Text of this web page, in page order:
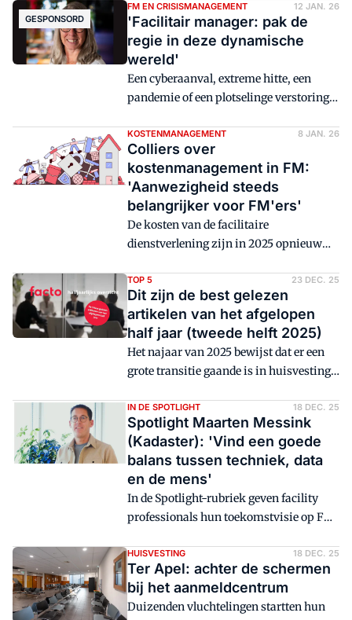
het provinciehuis. Met dat besluit komt
de verantwoordelijkheid voor de
volgende fase te liggen bij de facilitaire
organisatie van de Provincie Utrecht,
waar manager Facilitair Nathalie van
Woensel aan het roer staat.
GESPONSORD
FM EN CRISISMANAGEMENT 12 JAN. 26
'Facilitair manager: pak de
regie in deze dynamische
wereld'
Een cyberaanval, extreme hitte, een
pandemie of een plotselinge verstoring
van-je-bed-scenario's meer, maar
risico's die morgen waarheid kunnen
worden. 'Om businesscontinuïteit in
organisaties te waarborgen moet facility
management samen met andere
afdelingen zoals HRM en ICT risico's
herkennen en scenario's ontwikkelen',
Directeur bij HEYDAY Interim. 'Facility
managers spelen daarin een steeds
crucialere rol.'
KOSTENMANAGEMENT 8 JAN. 26
Colliers over
kostenmanagement in FM:
'Aanwezigheid steeds
belangrijker voor FM'ers'
De kosten van de facilitaire
dienstverlening zijn in 2025 opnieuw
volgens de nieuwste NFC Index, zijn er
uitschieters in kosten voor beveiliging,
schoonmaak en catering. Hoe gaan
FM'ers hiermee om?
TOP 5 23 DEC. 25
Dit zijn de best gelezen
artikelen van het afgelopen
half jaar (tweede helft 2025)
Het najaar van 2025 bewijst dat er een
grote transitie gaande is in huisvesting
top 5 best gelezen artikelen.
IN DE SPOTLIGHT 18 DEC. 25
Spotlight Maarten Messink
(Kadaster): 'Vind een goede
balans tussen techniek, data
en de mens'
In de Spotlight-rubriek geven facility
professionals hun toekomstvisie op FM,
geven ze een kijkje in hun privéleven.
Deze keer Maarten Messink, Teamleider
Facilitaire Services bij Kadaster.
HUISVESTING 18 DEC. 25
Ter Apel: achter de schermen
bij het aanmeldcentrum
Duizenden vluchtelingen startten hun